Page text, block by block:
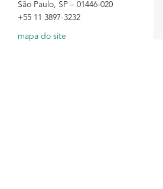
São Paulo, SP – 01446-020
+55 11 3897-3232
mapa do site